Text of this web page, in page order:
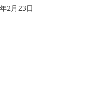
2月23日